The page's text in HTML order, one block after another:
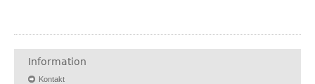
Information
Kontakt